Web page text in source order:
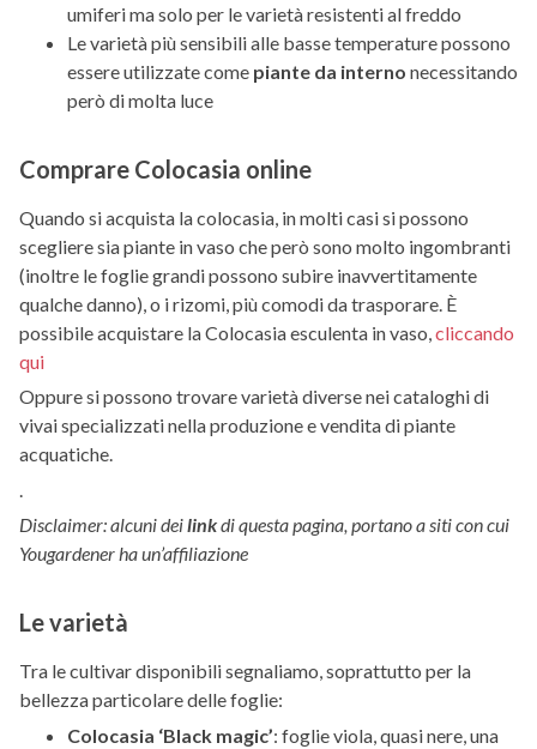
umiferi ma solo per le varietà resistenti al freddo
Le varietà più sensibili alle basse temperature possono
essere utilizzate come piante da interno necessitando
però di molta luce
Comprare Colocasia online
Quando si acquista la colocasia, in molti casi si possono
scegliere sia piante in vaso che però sono molto ingombranti
(inoltre le foglie grandi possono subire inavvertitamente
qualche danno), o i rizomi, più comodi da trasporare. È
possibile acquistare la Colocasia esculenta in vaso, cliccando
qui
Oppure si possono trovare varietà diverse nei cataloghi di
vivai specializzati nella produzione e vendita di piante
acquatiche.
.
Disclaimer: alcuni deilinkdi questa pagina, portano a siti con cui
Yougardener ha un’affiliazione
Le varietà
Tra le cultivar disponibili segnaliamo, soprattutto per la
bellezza particolare delle foglie:
Colocasia ‘Black magic’: foglie viola, quasi nere, una